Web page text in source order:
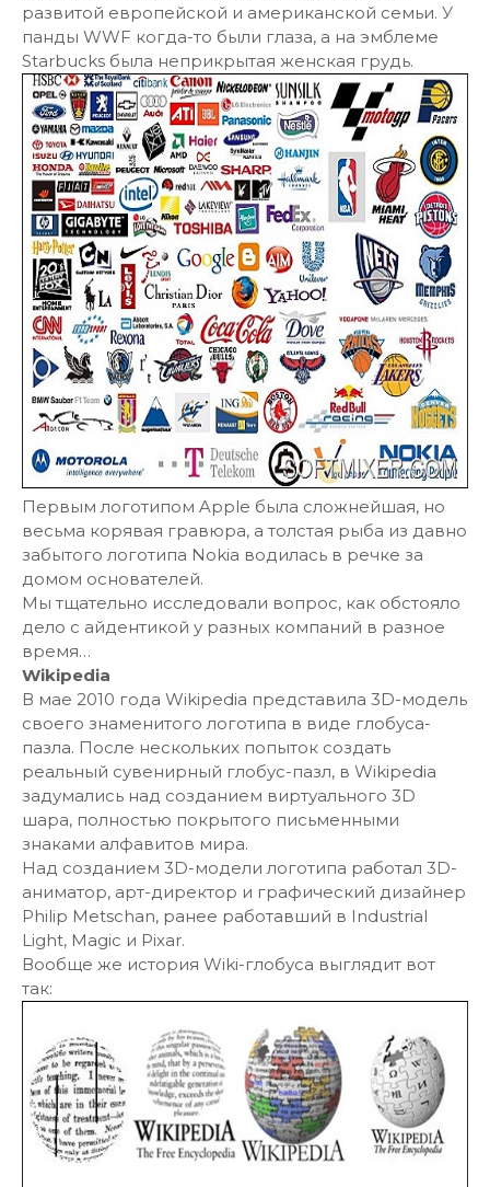
развитой европейской и американской семьи. У
панды WWF когда-то были глаза, а на эмблеме
Starbucks была неприкрытая женская грудь.
Первым логотипом Apple была сложнейшая, но
весьма корявая гравюра, а толстая рыба из давно
забытого логотипа Nokia водилась в речке за
домом основателей.
Мы тщательно исследовали вопрос, как обстояло
дело с айдентикой у разных компаний в разное
время…
Wikipedia
В мае 2010 года Wikipedia представила 3D-модель
своего знаменитого логотипа в виде глобуса-
пазла. После нескольких попыток создать
реальный сувенирный глобус-пазл, в Wikipedia
задумались над созданием виртуального 3D
шара, полностью покрытого письменными
знаками алфавитов мира.
Над созданием 3D-модели логотипа работал 3D-
аниматор, арт-директор и графический дизайнер
Philip Metschan, ранее работавший в Industrial
Light, Magic и Pixar.
Вообще же история Wiki-глобуса выглядит вот
так: